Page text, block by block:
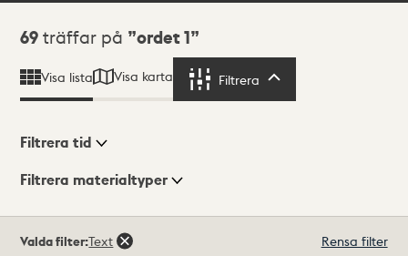
Sökresultat
69 träffar på ordet 1
Visa lista Visa karta Filtrera
Visningsläge
Filtrera tid
Filtrera materialtyper
träffar
Valda filter:Text Rensa filter